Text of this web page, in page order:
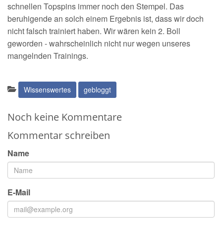
schnellen Topspins immer noch den Stempel. Das
beruhigende an solch einem Ergebnis ist, dass wir doch
nicht falsch trainiert haben. Wir wären kein 2. Boll
geworden - wahrscheinlich nicht nur wegen unseres
mangelnden Trainings.
Kategorien:
Wissenswertes gebloggt
Noch keine Kommentare
Kommentar schreiben
Name
E-Mail